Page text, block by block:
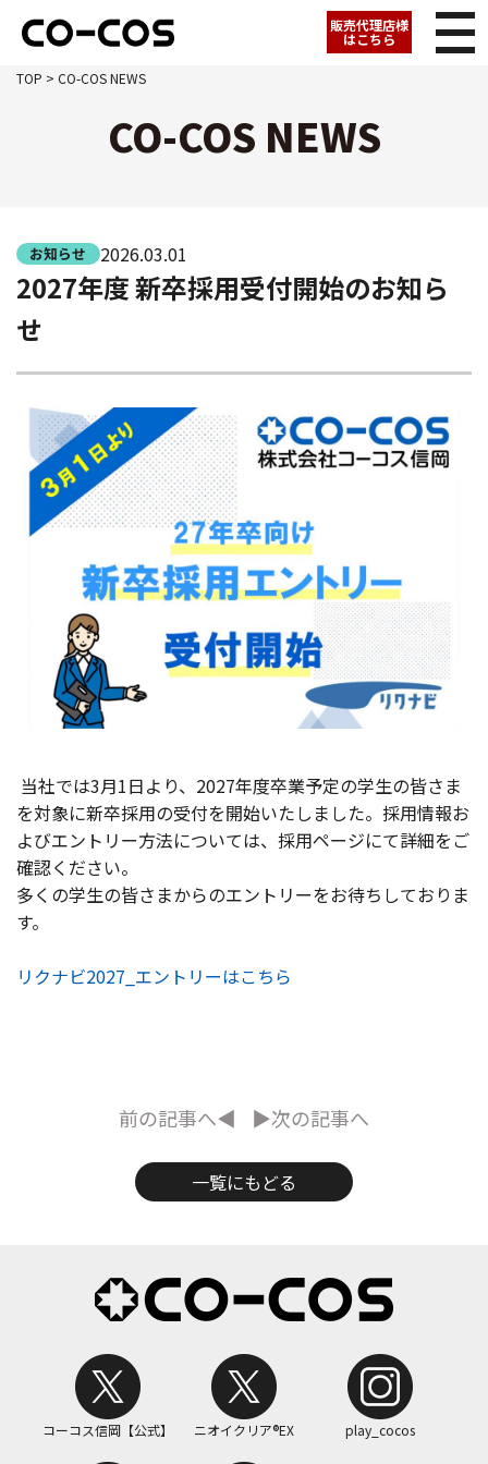
販売代理店様
はこちら
TOP > CO-COS NEWS
CO-COS NEWS
お知らせ 2026.03.01
2027年度 新卒採用受付開始のお知ら
せ
当社では3月1日より、2027年度卒業予定の学生の皆さま
を対象に新卒採用の受付を開始いたしました。採用情報お
よびエントリー方法については、採用ページにて詳細をご
確認ください。
多くの学生の皆さまからのエントリーをお待ちしておりま
す。
リクナビ2027_エントリーはこちら
前の記事へ◀
一覧にもどる
▶次の記事へ
コーコス信岡【公式】 ニオイクリア®EX play_cocos